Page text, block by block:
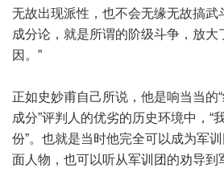
无故出现派性，也不会无缘无故搞武
成分论，就是所谓的阶级斗争，放大
因。”
正如史妙甫自己所说，他是响当当的
成分”评判人的优劣的历史环境中，“
份”。也就是当时他完全可以成为军
面人物，也可以听从军训团的劝导到